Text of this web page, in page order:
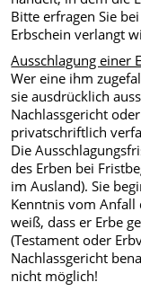
Bitte erfragen Sie
Erbschein verlangt
Ausschlagung einer
Wer eine ihm
sie ausdrücklich
Nachlassgericht
privatschriftlich
Die
des Erben bei
im Ausland). Sie
Kenntnis vom
weiß, dass er Erbe
(Testament oder
Nachlassgericht
nicht möglich!